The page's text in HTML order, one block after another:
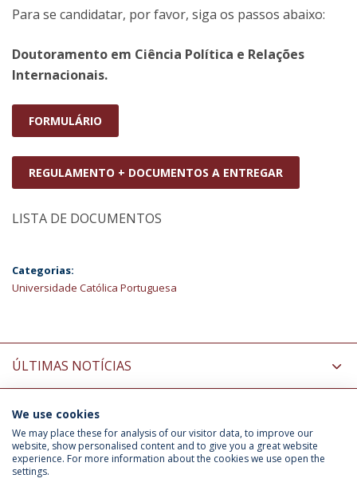
Para se candidatar, por favor, siga os passos abaixo:
Doutoramento em Ciência Política e Relações
Internacionais.
FORMULÁRIO
REGULAMENTO + DOCUMENTOS A ENTREGAR
LISTA DE DOCUMENTOS
Categorias:
Universidade Católica Portuguesa
ÚLTIMAS NOTÍCIAS
INFORMAÇÃO PARA
We use cookies
We may place these for analysis of our visitor data, to improve our
website, show personalised content and to give you a great website
experience. For more information about the cookies we use open the
settings.